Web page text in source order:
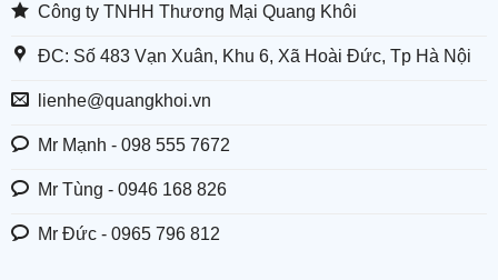
Công ty TNHH Thương Mại Quang Khôi
ĐC: Số 483 Vạn Xuân, Khu 6, Xã Hoài Đức, Tp Hà Nội
lienhe@quangkhoi.vn
Mr Mạnh - 098 555 7672
Mr Tùng - 0946 168 826
Mr Đức - 0965 796 812